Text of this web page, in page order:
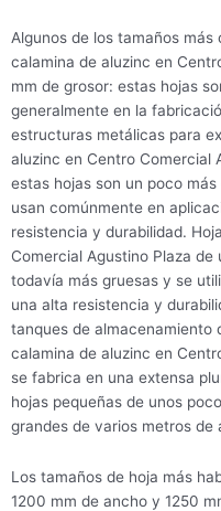
Algunos de los tamaños
calamina de aluzinc en
mm de grosor: estas hojas
generalmente en la
estructuras metálicas para
aluzinc en Centro Comercial
estas hojas son un poco
usan comúnmente en
resistencia y durabilidad.
Comercial Agustino Plaza
todavía más gruesas y se
una alta resistencia y
tanques de almacenamiento
calamina de aluzinc en
se fabrica en una extensa
hojas pequeñas de unos
grandes de varios metros de
Los tamaños de hoja más
1200 mm de ancho y 1250